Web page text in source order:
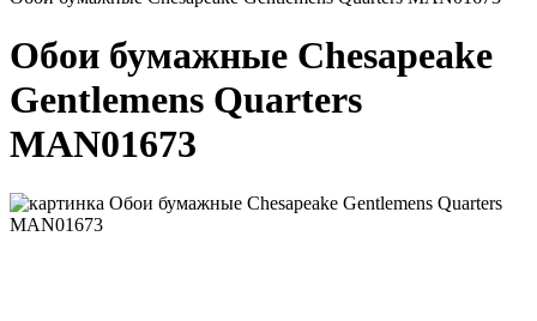
Обои бумажные Chesapeake
Gentlemens Quarters
MAN01673